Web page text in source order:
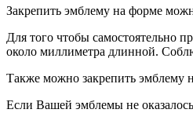
Закрепить эмблему на форме
Для того чтобы самостоятельно
около миллиметра длинной.
Также можно закрепить эмблему
Если Вашей эмблемы не